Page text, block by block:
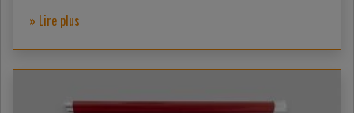
» Lire plus